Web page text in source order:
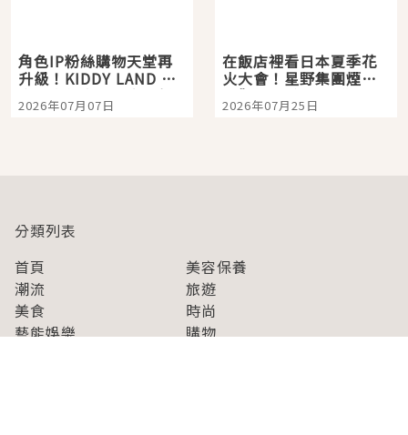
角色IP粉絲購物天堂再
升級！KIDDY LAND 原
宿店吉伊卡哇迎客，新
開幕 OMOKADO 店3分
2026年07月07日
在飯店裡看日本夏季花
火大會！星野集團煙火
景觀飯店6選，讓你不用
人擠人悠閒欣賞
2026年07月25日
分類列表
首頁
美容保養
潮流
旅遊
美食
時尚
藝能娛樂
購物